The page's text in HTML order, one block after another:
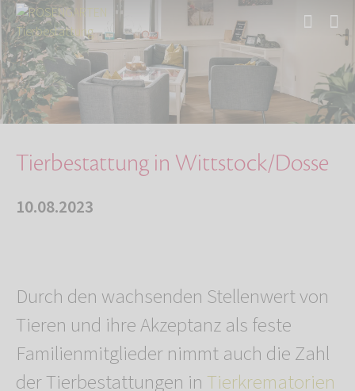
Start Über uns Aktuelles Tierbestattung in Wittstock/Dosse
Tierbestattung in Wittstock/Dosse
10.08.2023
Durch den wachsenden Stellenwert von
Tieren und ihre Akzeptanz als feste
Familienmitglieder nimmt auch die Zahl
der Tierbestattungen in Tierkrematorien